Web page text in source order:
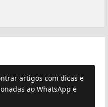
artigos com dicas e
ao WhatsApp e